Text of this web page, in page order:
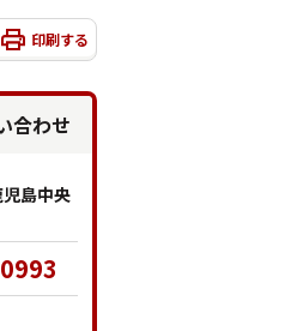
印刷する
合わせ
島中央